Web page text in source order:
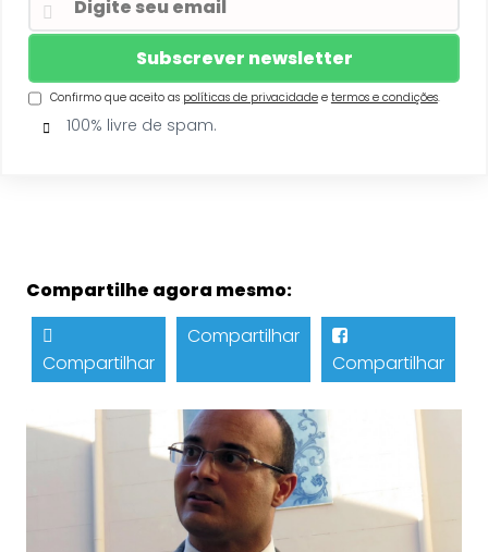
Confirmo que aceito as políticas de privacidadee termos e condições.
100% livre de spam.
Compartilhe agora mesmo:
Compartilhar
Compartilhar
Compartilhar